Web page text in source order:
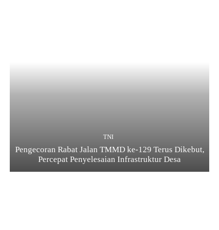
TNI
Pengecoran Rabat Jalan TMMD ke-129 Terus Dikebut,
Percepat Penyelesaian Infrastruktur Desa